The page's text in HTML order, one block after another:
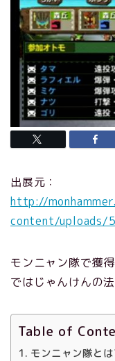
出展元：
http://
content/
モンニャン隊で獲
ではじゃんけんの
Table of
モンニャン隊と